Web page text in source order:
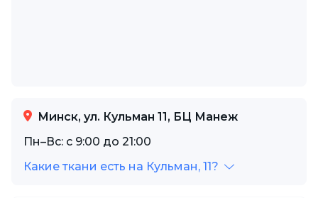
Минск, ул. Кульман 11, БЦ Манеж
Пн–Вс: с 9:00 до 21:00
Какие ткани есть на Кульман, 11?